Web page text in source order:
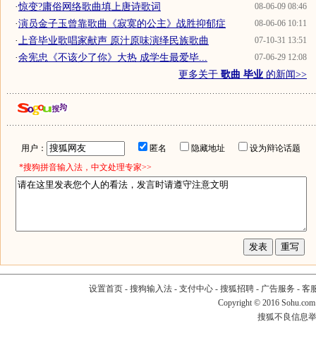
08-06-09 08:46
·惊变?庸俗网络歌曲填上唐诗歌词
08-06-06 10:11
·演员金子玉曾靠歌曲《寂寞的公主》战胜抑郁症
07-10-31 13:51
· 上音毕业歌唱家献声 原汁原味演绎民族歌曲
07-06-29 12:08
·余宪忠《不该少了你》大热 成学生最爱毕...
更多关于 歌曲 毕业 的新闻>>
用户： 匿名 隐藏地址
设为辩论话题
*搜狗拼音输入法，中文处理专家>>
设置首页- 搜狗输入法- 支付中心- 搜狐招聘- 广告服务 - 客
Copyright © 2016
搜狐不良信息